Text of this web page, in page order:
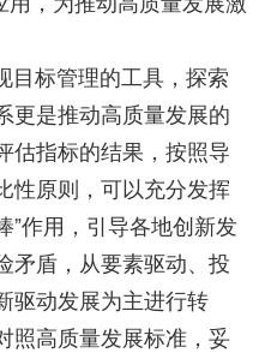
标管理的工具，探索
更是推动高质量发展的
估指标的结果，按照导
性原则，可以充分发挥
”作用，引导各地创新发
矛盾，从要素驱动、投
驱动发展为主进行转
照高质量发展标准，妥